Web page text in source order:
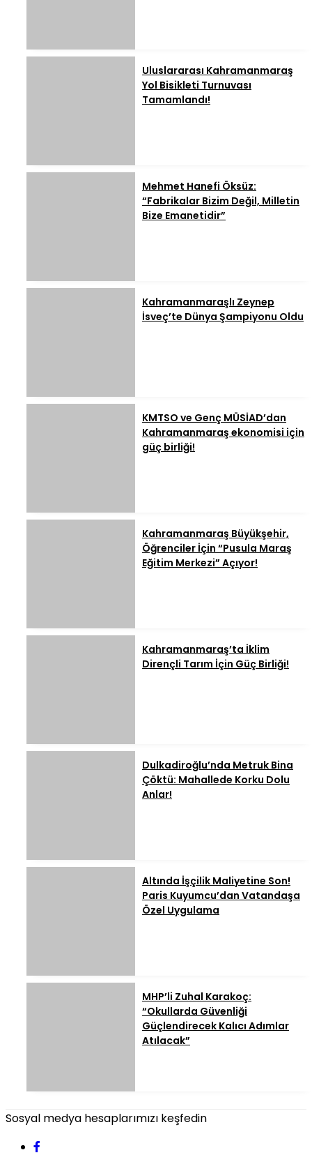
Uluslararası Kahramanmaraş
Yol Bisikleti Turnuvası
Tamamlandı!
Mehmet Hanefi Öksüz:
“Fabrikalar Bizim Değil, Milletin
Bize Emanetidir”
Kahramanmaraşlı Zeynep
İsveç’te Dünya Şampiyonu Oldu
KMTSO ve Genç MÜSİAD’dan
Kahramanmaraş ekonomisi için
güç birliği!
Kahramanmaraş Büyükşehir,
Öğrenciler İçin “Pusula Maraş
Eğitim Merkezi” Açıyor!
Kahramanmaraş’ta İklim
Dirençli Tarım İçin Güç Birliği!
Dulkadiroğlu’nda Metruk Bina
Çöktü: Mahallede Korku Dolu
Anlar!
Altında İşçilik Maliyetine Son!
Paris Kuyumcu’dan Vatandaşa
Özel Uygulama
MHP’li Zuhal Karakoç:
“Okullarda Güvenliği
Güçlendirecek Kalıcı Adımlar
Atılacak”
Sosyal medya hesaplarımızı keşfedin